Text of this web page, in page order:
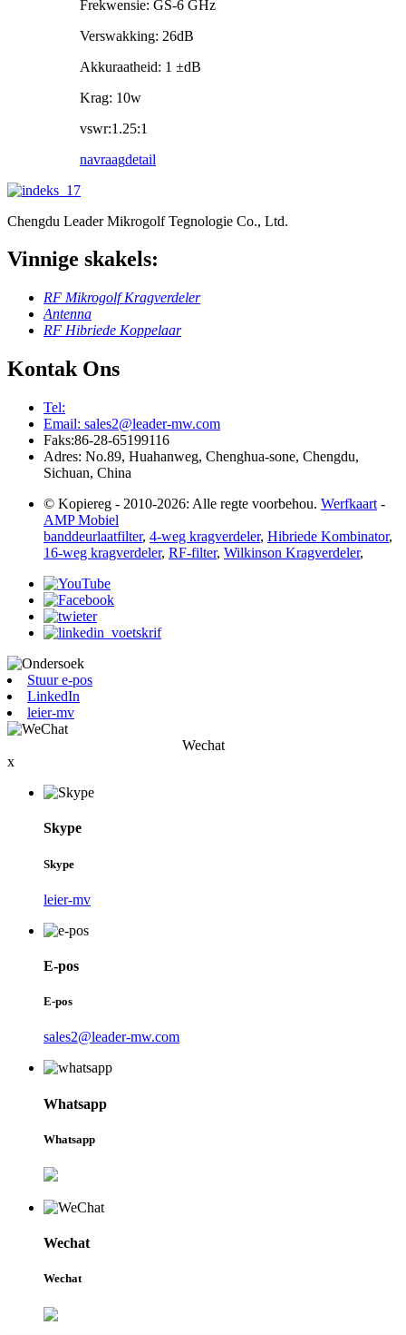
Frekwensie: GS-6 GHz
Verswakking: 26dB
Akkuraatheid: 1 ±dB
Krag: 10w
vswr:1.25:1
navraagdetail
Chengdu Leader Mikrogolf Tegnologie Co., Ltd.
Vinnige skakels:
RF Mikrogolf Kragverdeler
Antenna
RF Hibriede Koppelaar
Kontak Ons
Tel:
Email: sales2@leader-mw.com
Faks:86-28-65199116
Adres: No.89, Huahanweg, Chenghua-sone, Chengdu,
Sichuan, China
© Kopiereg - 2010-2026: Alle regte voorbehou. Werfkaart -
AMP Mobiel
banddeurlaatfilter, 4-weg kragverdeler, Hibriede Kombinator,
16-weg kragverdeler, RF-filter, Wilkinson Kragverdeler,
Stuur e-pos
LinkedIn
leier-mv
Wechat
x
Skype
Skype
leier-mv
E-pos
E-pos
sales2@leader-mw.com
Whatsapp
Whatsapp
Wechat
Wechat